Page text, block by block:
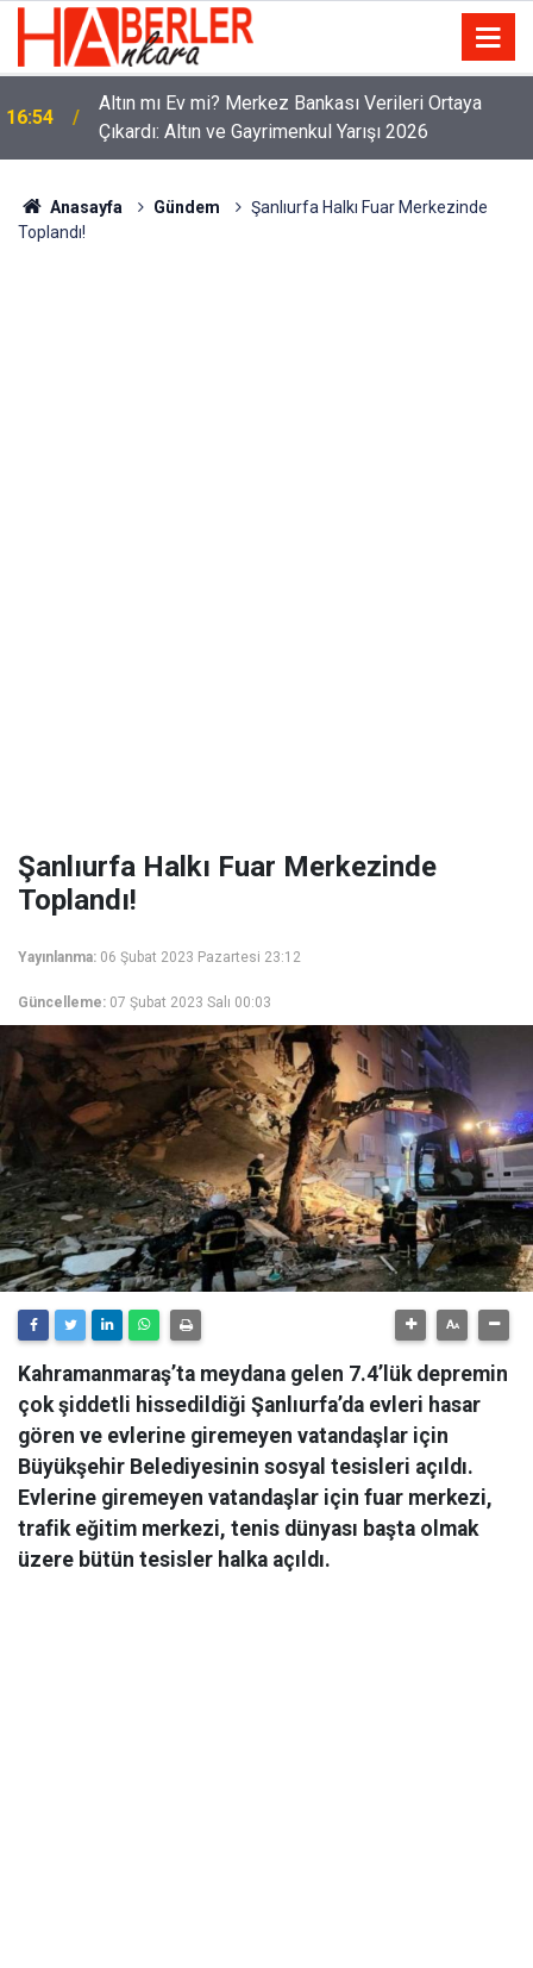
16:54
Altın mı Ev mi? Merkez Bankası Verileri Ortaya
Çıkardı: Altın ve Gayrimenkul Yarışı 2026
Anasayfa Gündem
Şanlıurfa Halkı Fuar Merkezinde
Toplandı!
Şanlıurfa Halkı Fuar Merkezinde
Toplandı!
Yayınlanma: 06 Şubat 2023 Pazartesi 23:12
Güncelleme: 07 Şubat 2023 Salı 00:03
Kahramanmaraş’ta meydana gelen 7.4’lük depremin
çok şiddetli hissedildiği Şanlıurfa’da evleri hasar
gören ve evlerine giremeyen vatandaşlar için
Büyükşehir Belediyesinin sosyal tesisleri açıldı.
Evlerine giremeyen vatandaşlar için fuar merkezi,
trafik eğitim merkezi, tenis dünyası başta olmak
üzere bütün tesisler halka açıldı.